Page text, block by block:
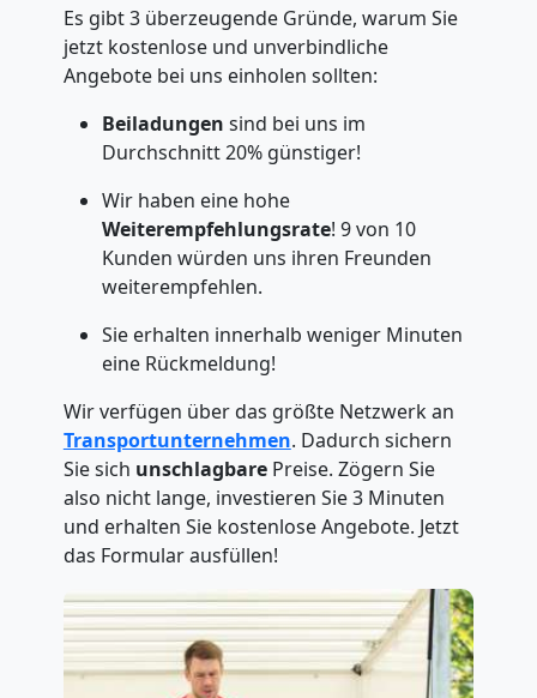
Es gibt 3 überzeugende Gründe, warum Sie
jetzt kostenlose und unverbindliche
Angebote bei uns einholen sollten:
Beiladungen sind bei uns im
Durchschnitt 20% günstiger!
Wir haben eine hohe
Weiterempfehlungsrate! 9 von 10
Kunden würden uns ihren Freunden
weiterempfehlen.
Sie erhalten innerhalb weniger Minuten
eine Rückmeldung!
Wir verfügen über das größte Netzwerk an
Transportunternehmen. Dadurch sichern
Sie sich unschlagbare Preise. Zögern Sie
also nicht lange, investieren Sie 3 Minuten
und erhalten Sie kostenlose Angebote. Jetzt
das Formular ausfüllen!